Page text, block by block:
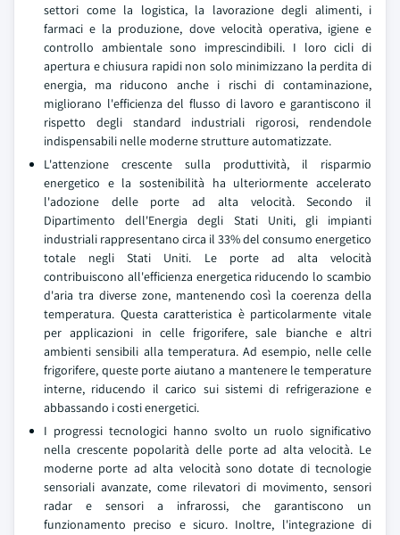
settori come la logistica, la lavorazione degli alimenti, i
farmaci e la produzione, dove velocità operativa, igiene e
controllo ambientale sono imprescindibili. I loro cicli di
apertura e chiusura rapidi non solo minimizzano la perdita di
energia, ma riducono anche i rischi di contaminazione,
migliorano l'efficienza del flusso di lavoro e garantiscono il
rispetto degli standard industriali rigorosi, rendendole
indispensabili nelle moderne strutture automatizzate.
L'attenzione crescente sulla produttività, il risparmio
energetico e la sostenibilità ha ulteriormente accelerato
l'adozione delle porte ad alta velocità. Secondo il
Dipartimento dell'Energia degli Stati Uniti, gli impianti
industriali rappresentano circa il 33% del consumo energetico
totale negli Stati Uniti. Le porte ad alta velocità
contribuiscono all'efficienza energetica riducendo lo scambio
d'aria tra diverse zone, mantenendo così la coerenza della
temperatura. Questa caratteristica è particolarmente vitale
per applicazioni in celle frigorifere, sale bianche e altri
ambienti sensibili alla temperatura. Ad esempio, nelle celle
frigorifere, queste porte aiutano a mantenere le temperature
interne, riducendo il carico sui sistemi di refrigerazione e
abbassando i costi energetici.
I progressi tecnologici hanno svolto un ruolo significativo
nella crescente popolarità delle porte ad alta velocità. Le
moderne porte ad alta velocità sono dotate di tecnologie
sensoriali avanzate, come rilevatori di movimento, sensori
radar e sensori a infrarossi, che garantiscono un
funzionamento preciso e sicuro. Inoltre, l'integrazione di